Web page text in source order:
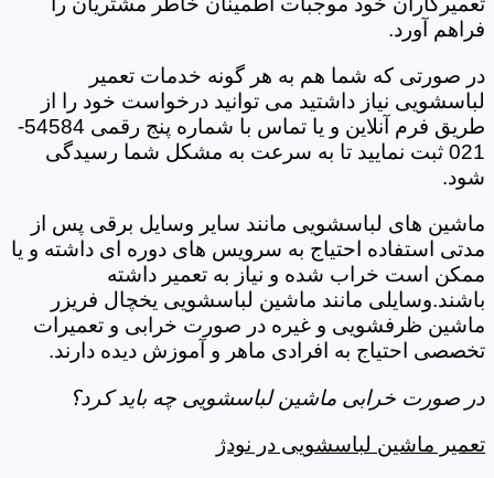
فراهم آورد.
در صورتی که شما هم به هر گونه خدمات تعمیر
لباسشویی نیاز داشتید می توانید درخواست خود را از
طریق فرم آنلاین و یا تماس با شماره پنج رقمی 54584-
021 ثبت نمایید تا به سرعت به مشکل شما رسیدگی
شود.
ماشین های لباسشویی مانند سایر وسایل برقی پس از
مدتی استفاده احتیاج به سرویس های دوره ای داشته و یا
ممکن است خراب شده و نیاز به تعمیر داشته
باشند.وسایلی مانند ماشین لباسشویی یخچال فریزر
ماشین ظرفشویی و غیره در صورت خرابی و تعمیرات
تخصصی احتیاج به افرادی ماهر و آموزش دیده دارند.
در صورت خرابی ماشین لباسشویی چه باید کرد؟
تعمیر ماشین لباسشویی در نودژ